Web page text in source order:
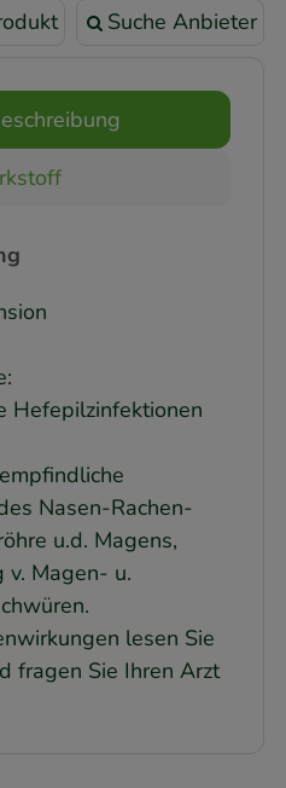
Suche Anbieter
Hefepilzinfektionen
Nasen-Rachen-
u.d. Magens,
Magen- u.
lesen Sie
fragen Sie Ihren Arzt